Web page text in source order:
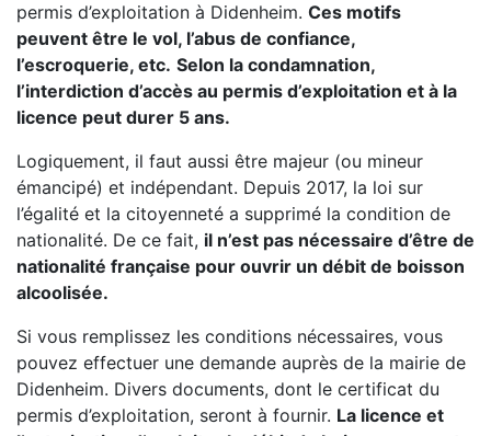
permis d’exploitation à Didenheim. Ces motifs
peuvent être le vol, l’abus de confiance,
l’escroquerie, etc. Selon la condamnation,
l’interdiction d’accès au permis d’exploitation et à la
licence peut durer 5 ans.
Logiquement, il faut aussi être majeur (ou mineur
émancipé) et indépendant. Depuis 2017, la loi sur
l’égalité et la citoyenneté a supprimé la condition de
nationalité. De ce fait, il n’est pas nécessaire d’être de
nationalité française pour ouvrir un débit de boisson
alcoolisée.
Si vous remplissez les conditions nécessaires, vous
pouvez effectuer une demande auprès de la mairie de
Didenheim. Divers documents, dont le certificat du
permis d’exploitation, seront à fournir. La licence et